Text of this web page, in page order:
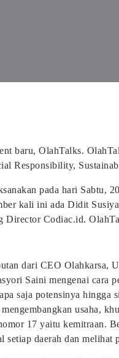
baru, OlahTalks.
Responsibility,
pada hari Sabtu,
kali ini ada Didit
Director Codiac.id.
dari CEO Olahkarsa,
Saini mengenai cara
saja potensinya
usaha,
17 yaitu kemitraan.
setiap daerah dan